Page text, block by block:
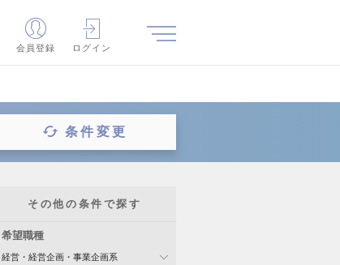
会員登録 ログイン
条件変更
その他の条件で探す
希望職種
経営・経営企画・事業企画系